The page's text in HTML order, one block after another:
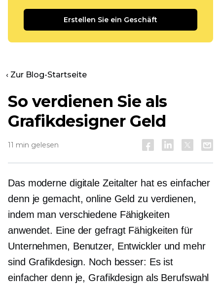
Erstellen Sie ein Geschäft
‹ Zur Blog-Startseite
So verdienen Sie als
Grafikdesigner Geld
11 min gelesen
Das moderne digitale Zeitalter hat es einfacher
denn je gemacht, online Geld zu verdienen,
indem man verschiedene Fähigkeiten
anwendet. Eine dergefragtFähigkeiten für
Unternehmen, Benutzer, Entwickler und mehr
sind Grafikdesign. Noch besser: Es ist
einfacher denn je, Grafikdesign als Berufswahl